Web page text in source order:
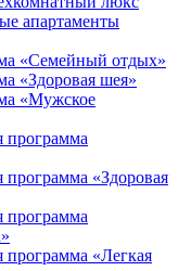
апартаменты
«Семейный отдых»
«Здоровая шея»
«Мужское
программа
программа «Здоровая
программа
программа «Легкая